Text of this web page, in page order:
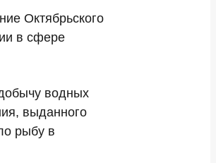
Октябрьского
в сфере
водных
выданного
рыбу в